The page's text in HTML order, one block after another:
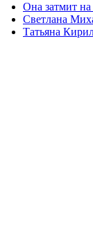
Она затмит
Светлана
Татьяна